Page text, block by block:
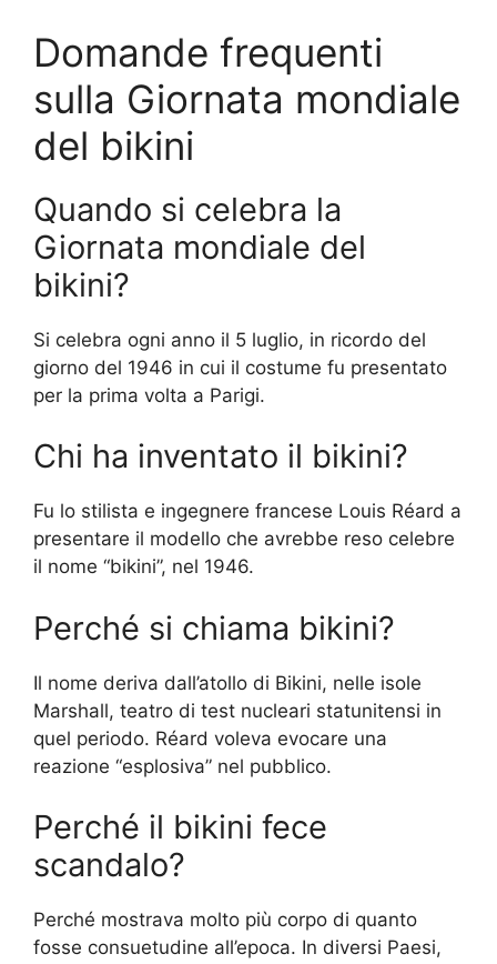
Domande frequenti
sulla Giornata mondiale
del bikini
Quando si celebra la
Giornata mondiale del
bikini?
Si celebra ogni anno il 5 luglio, in ricordo del
giorno del 1946 in cui il costume fu presentato
per la prima volta a Parigi.
Chi ha inventato il bikini?
Fu lo stilista e ingegnere francese Louis Réard a
presentare il modello che avrebbe reso celebre
il nome “bikini”, nel 1946.
Perché si chiama bikini?
Il nome deriva dall’atollo di Bikini, nelle isole
Marshall, teatro di test nucleari statunitensi in
quel periodo. Réard voleva evocare una
reazione “esplosiva” nel pubblico.
Perché il bikini fece
scandalo?
Perché mostrava molto più corpo di quanto
fosse consuetudine all’epoca. In diversi Paesi,